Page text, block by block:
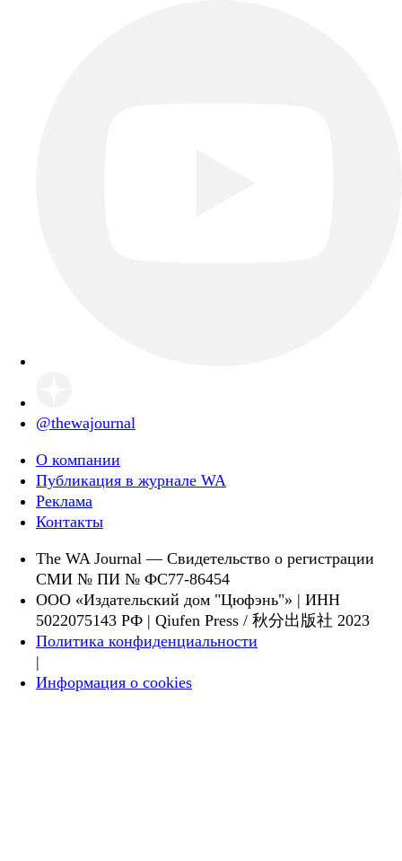
@thewajournal
О компании
Публикация в журнале WA
Реклама
Контакты
The WA Journal — Свидетельство о регистрации
СМИ № ПИ № ФС77-86454
ООО «Издательский дом "Цюфэнь"» | ИНН
5022075143 РФ | Qiufen Press / 秋分出版社 2023
Политика конфиденциальности
|
Информация о cookies